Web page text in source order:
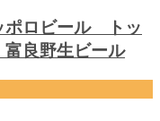
ポロビール トッ
良野生ビール